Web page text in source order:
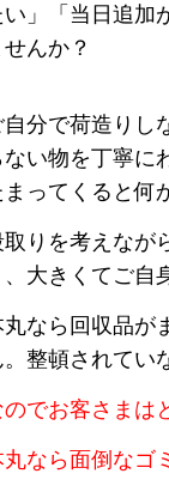
い」「当日追加
せんか？
自分で荷造りし
ない物を丁寧に
まってくると何
取りを考えなが
、大きくてご自
丸なら回収品が
。整頓されてい
のでお客さまは
丸なら面倒なゴ